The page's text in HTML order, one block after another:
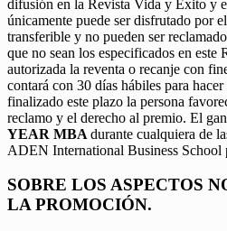
difusión en la Revista Vida y Éxito y
únicamente puede ser disfrutado por
transferible y no pueden ser
que no sean los especificados en este
autorizada la reventa o recanje con
contará con 30 días hábiles para
finalizado este plazo la persona
reclamo y el derecho al premio. El
YEAR MBA durante cualquiera de
ADEN International Business School
SOBRE LOS ASPECTOS
LA PROMOCIÓN.